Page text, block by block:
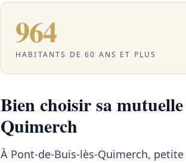
964
HABITANTS DE 60 ANS ET PLUS
Bien choisir sa
Quimerch
À Pont-de-Buis-lès-Quimerch,